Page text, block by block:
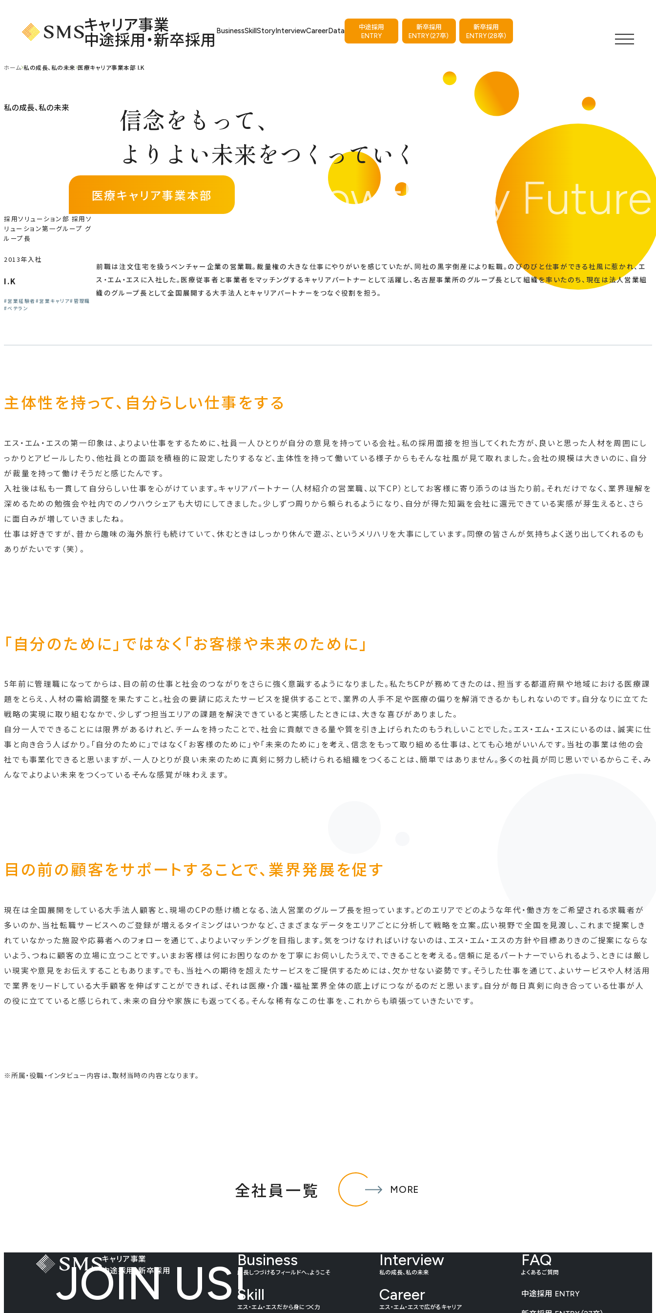
キャリア事業
中途採用・新卒採用 BusinessSkillStoryInterviewCareerData
中途採用
ENTRY
新卒採用
ENTRY（27卒）
新卒採用
ENTRY（28卒）
ホーム 私の成長、私の未来 医療キャリア事業本部 I.K
私の成長、私の未来
信念をもって、
よりよい未来をつくっていく
医療キャリア事業本部
採用ソリューション部 採用ソ
リューション第一グループ グ
ループ長
2013年入社
I.K
営業経験者 営業キャリア 管理職
ベテラン
前職は注文住宅を扱うベンチャー企業の営業職。裁量権の大きな仕事にやりがいを感じていたが、同社の黒字倒産により転職。のびのびと仕事ができる社風に惹かれ、エ
ス・エム・エスに入社した。医療従事者と事業者をマッチングするキャリアパートナーとして活躍し、名古屋事業所のグループ長として組織を率いたのち、現在は法人営業組
織のグループ長として全国展開する大手法人とキャリアパートナーをつなぐ役割を担う。
主体性を持って、自分らしい仕事をする
エス・エム・エスの第一印象は、よりよい仕事をするために、社員一人ひとりが自分の意見を持っている会社。私の採用面接を担当してくれた方が、良いと思った人材を周囲にし
っかりとアピールしたり、他社員との面談を積極的に設定したりするなど、主体性を持って働いている様子からもそんな社風が見て取れました。会社の規模は大きいのに、自分
が裁量を持って働けそうだと感じたんです。
入社後は私も一貫して自分らしい仕事を心がけています。キャリアパートナー（人材紹介の営業職、以下CP）としてお客様に寄り添うのは当たり前。それだけでなく、業界理解を
深めるための勉強会や社内でのノウハウシェアも大切にしてきました。少しずつ周りから頼られるようになり、自分が得た知識を会社に還元できている実感が芽生えると、さら
に面白みが増していきましたね。
仕事は好きですが、昔から趣味の海外旅行も続けていて、休むときはしっかり休んで遊ぶ、というメリハリを大事にしています。同僚の皆さんが気持ちよく送り出してくれるのも
ありがたいです（笑）。
「自分のために」ではなく「お客様や未来のために」
5年前に管理職になってからは、目の前の仕事と社会のつながりをさらに強く意識するようになりました。私たちCPが務めてきたのは、担当する都道府県や地域における医療課
題をとらえ、人材の需給調整を果たすこと。社会の要請に応えたサービスを提供することで、業界の人手不足や医療の偏りを解消できるかもしれないのです。自分なりに立てた
戦略の実現に取り組むなかで、少しずつ担当エリアの課題を解決できていると実感したときには、大きな喜びがありました。
自分一人でできることには限界があるけれど、チームを持ったことで、社会に貢献できる量や質を引き上げられたのもうれしいことでした。エス・エム・エスにいるのは、誠実に仕
事と向き合う人ばかり。「自分のために」ではなく「お客様のために」や「未来のために」を考え、信念をもって取り組める仕事は、とても心地がいいんです。当社の事業は他の会
社でも事業化できると思いますが、一人ひとりが良い未来のために真剣に努力し続けられる組織をつくることは、簡単ではありません。多くの社員が同じ思いでいるからこそ、み
んなでよりよい未来をつくっている――そんな感覚が味わえます。
目の前の顧客をサポートすることで、業界発展を促す
現在は全国展開をしている大手法人顧客と、現場のCPの懸け橋となる、法人営業のグループ長を担っています。どのエリアでどのような年代・働き方をご希望される求職者が
多いのか、当社転職サービスへのご登録が増えるタイミングはいつかなど、さまざまなデータをエリアごとに分析して戦略を立案。広い視野で全国を見渡し、これまで提案しき
れていなかった施設や応募者へのフォローを通じて、よりよいマッチングを目指します。気をつけなければいけないのは、エス・エム・エスの方針や目標ありきのご提案にならな
いよう、つねに顧客の立場に立つことです。いまお客様は何にお困りなのかを丁寧にお伺いしたうえで、できることを考える。信頼に足るパートナーでいられるよう、ときには厳し
い現実や意見をお伝えすることもあります。でも、当社への期待を超えたサービスをご提供するためには、欠かせない姿勢です。そうした仕事を通じて、よいサービスや人材活用
で業界をリードしている大手顧客を伸ばすことができれば、それは医療・介護・福祉業界全体の底上げにつながるのだと思います。自分が毎日真剣に向き合っている仕事が人
の役に立てていると感じられて、未来の自分や家族にも返ってくる。そんな稀有なこの仕事を、これからも頑張っていきたいです。
※所属・役職・インタビュー内容は、取材当時の内容となります。
全社員一覧 MORE
JOIN US!
キャリア事業
中途採用・新卒採用
Business
成長しつづけるフィールドへ、ようこそ
Skill
エス・エム・エスだから身につく力
Interview
私の成長、私の未来
Career
エス・エム・エスで広がるキャリア
FAQ
よくあるご質問
中途採用 ENTRY